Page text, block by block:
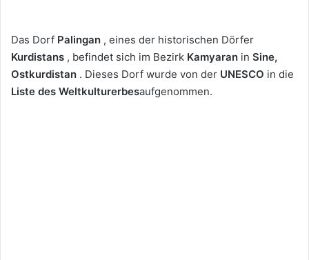
Das Dorf Palingan , eines der historischen Dörfer
Kurdistans , befindet sich im Bezirk Kamyaran in Sine,
Ostkurdistan . Dieses Dorf wurde von der UNESCO in die
Liste des Weltkulturerbesaufgenommen.